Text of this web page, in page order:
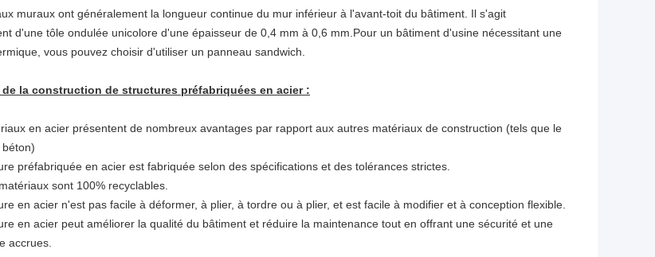
muraux ont généralement la longueur continue du mur inférieur à l'avant-toit du bâtiment. Il s'agit
d'une tôle ondulée unicolore d'une épaisseur de 0,4 mm à 0,6 mm.Pour un bâtiment d'usine nécessitant une
vous pouvez choisir d'utiliser un panneau sandwich.
de la construction de structures préfabriquées en acier :
en acier présentent de nombreux avantages par rapport aux autres matériaux de construction (tels que le
préfabriquée en acier est fabriquée selon des spécifications et des tolérances strictes.
sont 100% recyclables.
en acier n'est pas facile à déformer, à plier, à tordre ou à plier, et est facile à modifier et à conception flexible.
en acier peut améliorer la qualité du bâtiment et réduire la maintenance tout en offrant une sécurité et une
accrues.